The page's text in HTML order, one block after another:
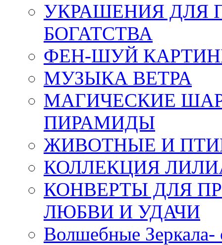
УКРАШЕНИЯ ДЛЯ
БОГАТСТВА
ФЕН-ШУЙ
МУЗЫКА ВЕТРА
МАГИЧЕСКИЕ
ПИРАМИДЫ
ЖИВОТНЫЕ И
КОЛЛЕКЦИЯ
КОНВЕРТЫ ДЛЯ
ЛЮБВИ И УДАЧИ
Волшебные Зеркала-